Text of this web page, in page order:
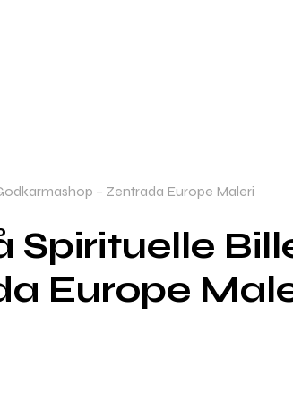
– Zentrada Europe Maleri
Spirituelle
Europe